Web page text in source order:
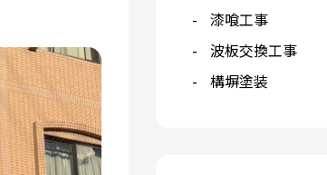
漆喰工事
波板交換工事
構塀塗装